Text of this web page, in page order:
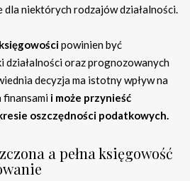
niektórych rodzajów działalności.
powinien być
działalności oraz prognozowanych
decyzja ma istotny wpływ na
finansami i może przynieść
oszczędności podatkowych.
a pełna księgowość